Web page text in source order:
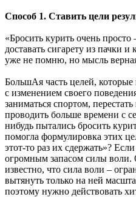
Способ 1. Ставить цели
«Бросить курить очень
доставать сигарету из пачки
уже не помню, но мысль
БольшАя часть целей, которые
с изменением своего
заниматься спортом,
проводить больше времени с
нибудь пытались бросить
помогла формулировка этих
этот-то раз их сдержать»?
огромным запасом силы воли.
известно, что сила воли –
вытянуть только на ней
поэтому нужно действовать